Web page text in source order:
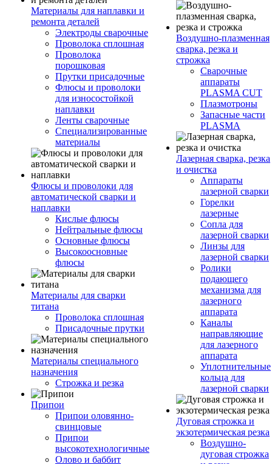
Материалы для наплавки и
ремонта деталей
Электроды сварочные
Проволока сплошная
Проволока
порошковая
Прутки присадочные
Флюсы и проволоки
для износостойкой
наплавки
Ленты сварочные
Специализированные
материалы
Флюсы и проволоки для
автоматической сварки и
наплавки
Кислые флюсы
Нейтральные флюсы
Основные флюсы
Высокоосновные
флюсы
Материалы для сварки
титана
Проволока сплошная
Присадочные прутки
Материалы специального
назначения
Строжка и резка
Припои
Припои оловянно-
свинцовые
Припои
высокотехнологичные
Олово и баббит
Воздушно-плазменная
сварка, резка и
строжка
Сварочные
аппараты
PLASMA CUT
Плазмотроны
Запасные части
PLASMA
Лазерная сварка, резка
и очистка
Аппараты
лазерной сварки
Горелки
лазерные
Сопла для
лазерной сварки
Линзы для
лазерной сварки
Ролики
подающего
механизма для
лазерного
аппарата
Каналы
направляющие
для лазерного
аппарата
Уплотнительные
кольца для
лазерной сварки
Дуговая строжка и
экзотермическая резка
Воздушно-
дуговая строжка